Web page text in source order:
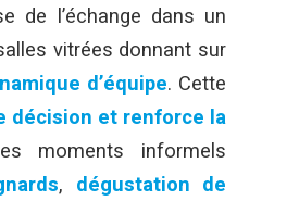
de l’échange dans un
vitrées donnant sur
d’équipe. Cette
décision et renforce la
moments informels
, dégustation de